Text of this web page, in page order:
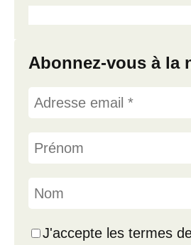
Abonnez-vous à la
J'accepte les termes